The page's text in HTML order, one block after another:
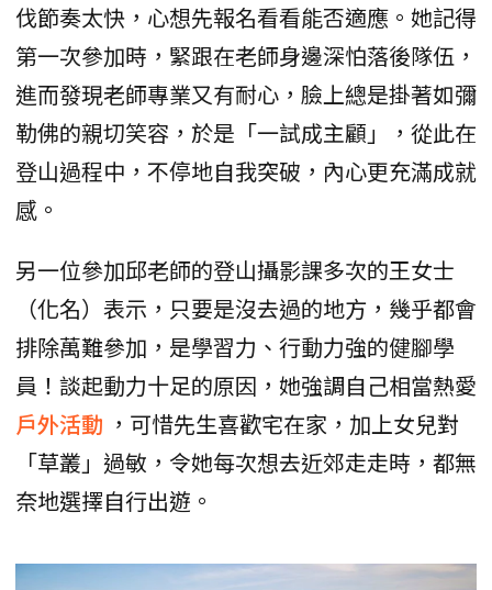
伐節奏太快，心想先報名看看能否適應。她記得
第一次參加時，緊跟在老師身邊深怕落後隊伍，
進而發現老師專業又有耐心，臉上總是掛著如彌
勒佛的親切笑容，於是「一試成主顧」，從此在
登山過程中，不停地自我突破，內心更充滿成就
感。
另一位參加邱老師的登山攝影課多次的王女士
（化名）表示，只要是沒去過的地方，幾乎都會
排除萬難參加，是學習力、行動力強的健腳學
員！談起動力十足的原因，她強調自己相當熱愛
戶外活動 ，可惜先生喜歡宅在家，加上女兒對
「草叢」過敏，令她每次想去近郊走走時，都無
奈地選擇自行出遊。